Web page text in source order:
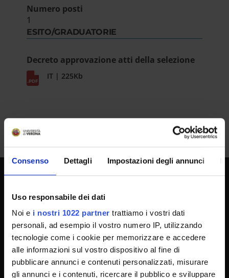
Consenso Dettagli Impostazioni degli annunci
Uso responsabile dei dati
Noi e i nostri 1022 partner trattiamo i vostri dati
personali, ad esempio il vostro numero IP, utilizzando
tecnologie come i cookie per memorizzare e accedere
alle informazioni sul vostro dispositivo al fine di
pubblicare annunci e contenuti personalizzati, misurare
gli annunci e i contenuti, ricercare il pubblico e sviluppare
Numero posti
1
ESITO/GRADUATORIE
Decreto approvazione atti della selezione
IT | 225Kb
Amministrazione trasparente
Albo Ufficiale
Concorsi